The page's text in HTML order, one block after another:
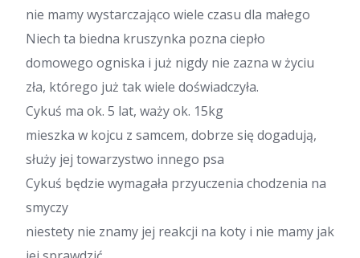
nie mamy wystarczająco wiele czasu dla małego
Niech ta biedna kruszynka pozna ciepło
domowego ogniska i już nigdy nie zazna w życiu
zła, którego już tak wiele doświadczyła.
Cykuś ma ok. 5 lat, waży ok. 15kg
mieszka w kojcu z samcem, dobrze się dogadują,
służy jej towarzystwo innego psa
Cykuś będzie wymagała przyuczenia chodzenia na
smyczy
niestety nie znamy jej reakcji na koty i nie mamy jak